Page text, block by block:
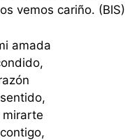
vemos cariño. (BIS)
amada
mirarte